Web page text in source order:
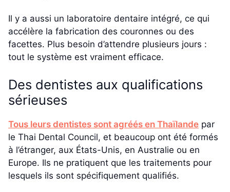
Il y a aussi un laboratoire dentaire intégré, ce qui
accélère la fabrication des couronnes ou des
facettes. Plus besoin d’attendre plusieurs jours :
tout le système est vraiment efficace.
Des dentistes aux qualifications
sérieuses
Tous leurs dentistes sont agréés en Thaïlande par
le Thai Dental Council, et beaucoup ont été formés
à l’étranger, aux États-Unis, en Australie ou en
Europe. Ils ne pratiquent que les traitements pour
lesquels ils sont spécifiquement qualifiés.